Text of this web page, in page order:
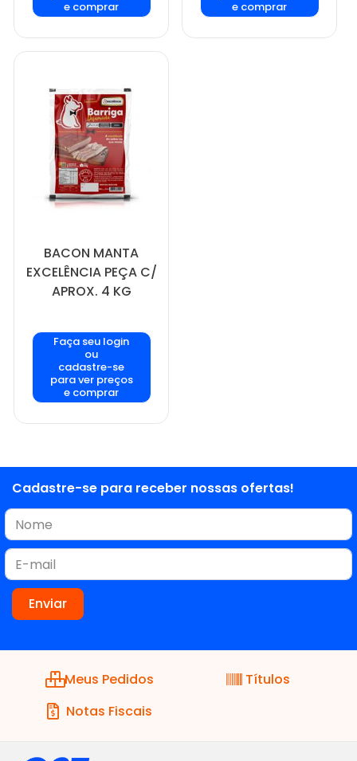
e comprar
e comprar
BACON MANTA
EXCELÊNCIA PEÇA C/
APROX. 4 KG
Faça seu login
ou
cadastre-se
para ver preços
e comprar
Cadastre-se para receber nossas ofertas!
Meus Pedidos
Títulos
Notas Fiscais